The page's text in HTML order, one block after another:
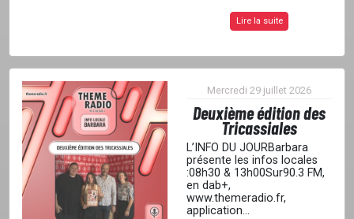
Lire la suite
Mercredi 29 juillet 2026
Deuxième édition des
Tricassiales
L’INFO DU JOURBarbara
présente les infos locales
:08h30 & 13h00Sur90.3 FM,
en dab+,
www.themeradio.fr,
application...